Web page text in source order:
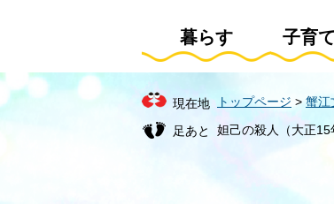
文
へ
暮らす 子育
現在地 トップページ >蟹江
妲己の殺人（大正15